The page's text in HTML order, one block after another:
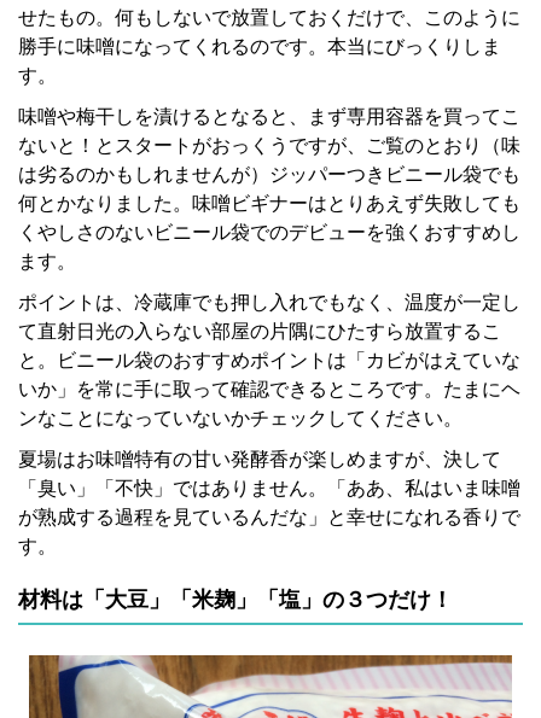
せたもの。何もしないで放置しておくだけで、このように
勝手に味噌になってくれるのです。本当にびっくりしま
す。
味噌や梅干しを漬けるとなると、まず専用容器を買ってこ
ないと！とスタートがおっくうですが、ご覧のとおり（味
は劣るのかもしれませんが）ジッパーつきビニール袋でも
何とかなりました。味噌ビギナーはとりあえず失敗しても
くやしさのないビニール袋でのデビューを強くおすすめし
ます。
ポイントは、冷蔵庫でも押し入れでもなく、温度が一定し
て直射日光の入らない部屋の片隅にひたすら放置するこ
と。ビニール袋のおすすめポイントは「カビがはえていな
いか」を常に手に取って確認できるところです。たまにヘ
ンなことになっていないかチェックしてください。
夏場はお味噌特有の甘い発酵香が楽しめますが、決して
「臭い」「不快」ではありません。「ああ、私はいま味噌
が熟成する過程を見ているんだな」と幸せになれる香りで
す。
材料は「大豆」「米麹」「塩」の３つだけ！